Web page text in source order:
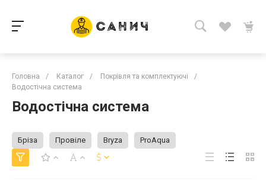
Головна / Каталог / Покрівля та комплектуючі
/
Водостічна система
Водостічна система
Бріза Провіле Bryza ProAqua